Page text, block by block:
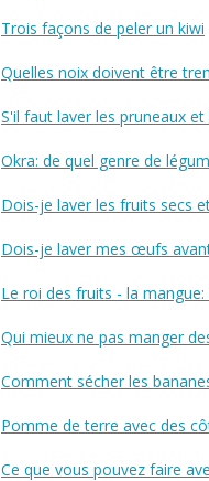
Trois façons de peler un kiwi
Quelles noix doivent être
S'il faut laver les pruneaux
Okra: de quel genre de
Dois-je laver les fruits secs
Dois-je laver mes œufs
Le roi des fruits - la
Qui mieux ne pas manger
Comment sécher les
Pomme de terre avec des
Ce que vous pouvez faire